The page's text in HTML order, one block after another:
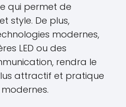
qui permet de
style. De plus,
modernes,
LED ou des
rendra le
attractif et pratique